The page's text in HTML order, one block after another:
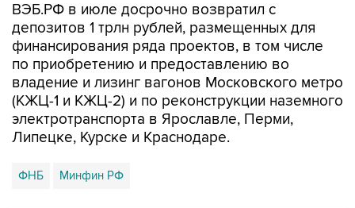
ВЭБ.РФ в июле досрочно возвратил с
депозитов 1 трлн рублей, размещенных для
финансирования ряда проектов, в том числе
по приобретению и предоставлению во
владение и лизинг вагонов Московского метро
(КЖЦ-1 и КЖЦ-2) и по реконструкции наземного
электротранспорта в Ярославле, Перми,
Липецке, Курске и Краснодаре.
ФНБ Минфин РФ